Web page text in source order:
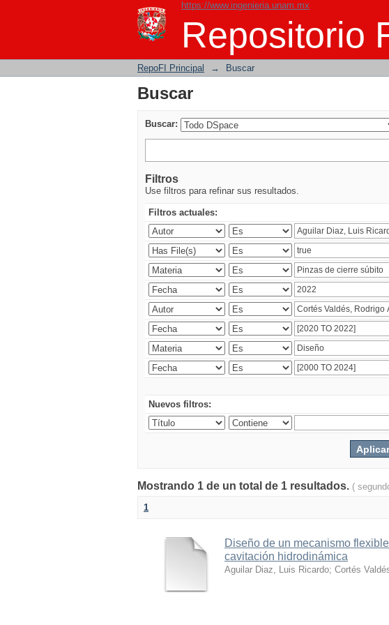
https://www.ingenieria.unam.mx
Repositorio
Buscar
RepoFI Principal → Buscar
Buscar
Buscar:
Filtros
Use filtros para refinar sus resultados.
Filtros actuales:
Nuevos filtros:
Mostrando 1 de un total de 1 resultados. (
1
Diseño de un mecanismo
cavitación hidrodinámica
Aguilar Diaz, Luis Ricardo; Cortés